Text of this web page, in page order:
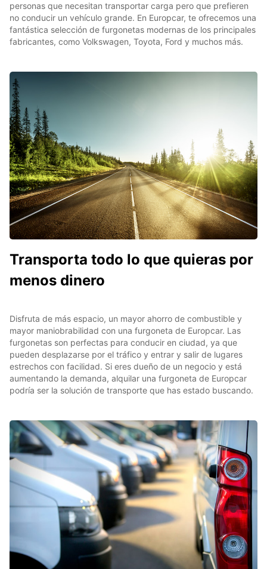
personas que necesitan transportar carga pero que prefieren
no conducir un vehículo grande. En Europcar, te ofrecemos una
fantástica selección de furgonetas modernas de los principales
fabricantes, como Volkswagen, Toyota, Ford y muchos más.
Transporta todo lo que quieras por
menos dinero
Disfruta de más espacio, un mayor ahorro de combustible y
mayor maniobrabilidad con una furgoneta de Europcar. Las
furgonetas son perfectas para conducir en ciudad, ya que
pueden desplazarse por el tráfico y entrar y salir de lugares
estrechos con facilidad. Si eres dueño de un negocio y está
aumentando la demanda, alquilar una furgoneta de Europcar
podría ser la solución de transporte que has estado buscando.